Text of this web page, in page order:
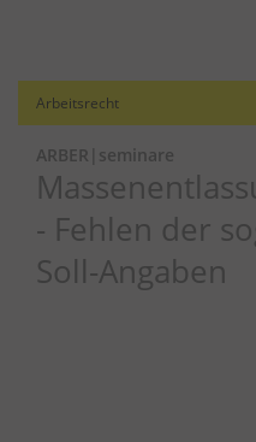
Arbeitsrecht
ARBER|seminare
- Fehlen der
Soll-Angaben